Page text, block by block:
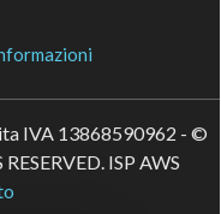
IVA 13868590962 - ©
ISP AWS